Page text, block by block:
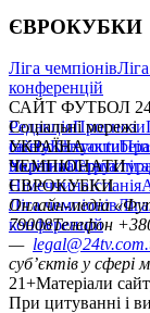
ЄВРОКУБКИ
Ліга чемпіонів
конференцій
САЙТ ФУТБОЛ
РедакціяПрогнози
сайтуКонтакти
політика
Соціальні мережі
facebookxyoutube
УКРАЇНА
УкраїнаПерша ліга
ЧЕМПІОНАТИ
НімеччинаІспанія
ЄВРОКУБКИ
Ліга чемпіонів
конференцій
Онлайн-медіа
79008Телефон
—
суб’єктів у сфері
21+Матеріали
При цитуванні і